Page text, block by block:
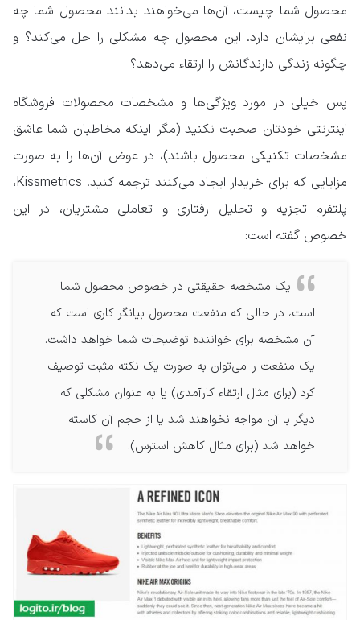
محصول شما چیست، آن‌ها می‌خواهند بدانند محصول شما چه
نفعی برایشان دارد. این محصول چه مشکلی را حل می‌کند؟ و
چگونه زندگی دارندگانش را ارتقاء می‌دهد؟
پس خیلی در مورد ویژگی‌ها و مشخصات محصولات فروشگاه
اینترنتی خودتان صحبت نکنید (مگر اینکه مخاطبان شما عاشق
مشخصات تکنیکی محصول باشند)، در عوض آن‌ها را به صورت
مزایایی که برای خریدار ایجاد می‌کنند ترجمه کنید. Kissmetrics،
پلتفرم تجزیه و تحلیل رفتاری و تعاملی مشتریان، در این
خصوص گفته است:
یک مشخصه حقیقتی در خصوص محصول شما
است، در حالی که منفعت محصول بیانگر کاری است که
آن مشخصه برای خواننده توضیحات شما خواهد داشت.
یک منفعت را می‌توان به صورت یک نکته مثبت توصیف
کرد (برای مثال ارتقاء کارآمدی) یا به عنوان مشکلی که
دیگر با آن مواجه نخواهند شد یا از حجم آن کاسته
خواهد شد (برای مثال کاهش استرس).